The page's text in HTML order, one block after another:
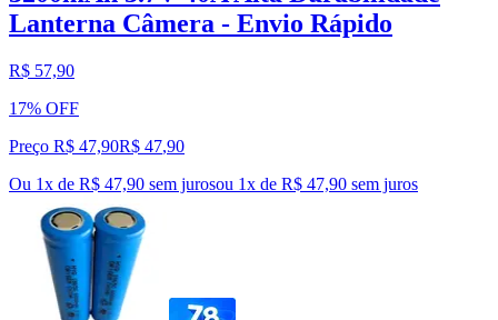
Lanterna Câmera - Envio Rápido
R$ 57,90
17% OFF
Preço R$ 47,90R$ 47,90
Ou 1x de R$ 47,90 sem jurosou 1x de R$ 47,90 sem juros